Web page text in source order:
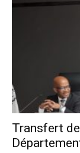
Transfert